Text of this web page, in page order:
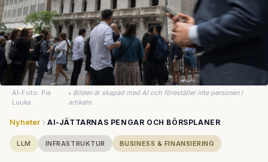
AI-Foto: Pia
Luuka
• Bilden är skapad med AI och föreställer inte personen i
artikeln.
Nyheter AI-JÄTTARNAS PENGAR OCH BÖRSPLANER
LLM INFRASTRUKTUR BUSINESS & FINANSIERING